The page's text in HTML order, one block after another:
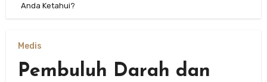
Anda Ketahui?
Medis
Pembuluh Darah dan